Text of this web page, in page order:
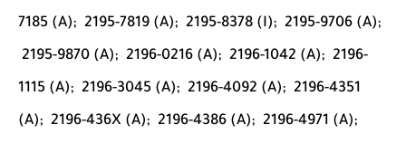
7185 (A); 2195-7819 (A); 2195-8378 (I); 2195-9706 (A);
2195-9870 (A); 2196-0216 (A); 2196-1042 (A); 2196-
1115 (A); 2196-3045 (A); 2196-4092 (A); 2196-4351
(A); 2196-436X (A); 2196-4386 (A); 2196-4971 (A);